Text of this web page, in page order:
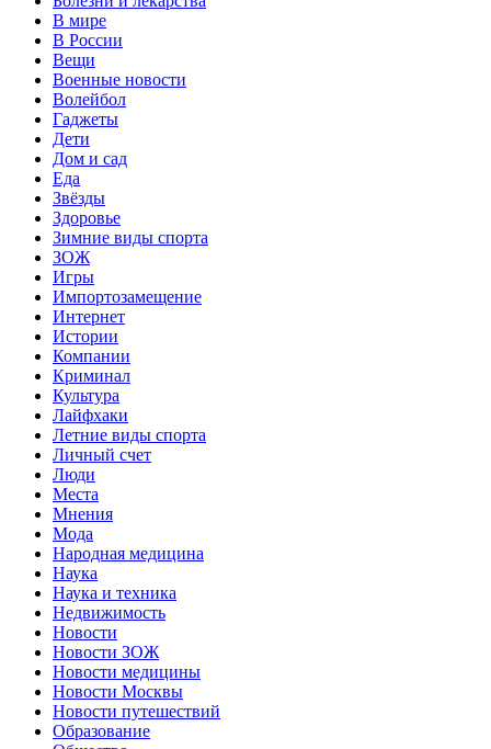
В мире
В России
Вещи
Военные новости
Волейбол
Гаджеты
Дети
Дом и сад
Еда
Звёзды
Здоровье
Зимние виды спорта
ЗОЖ
Игры
Импортозамещение
Интернет
Истории
Компании
Криминал
Культура
Лайфхаки
Летние виды спорта
Личный счет
Люди
Места
Мнения
Мода
Народная медицина
Наука
Наука и техника
Недвижимость
Новости
Новости ЗОЖ
Новости медицины
Новости Москвы
Новости путешествий
Образование